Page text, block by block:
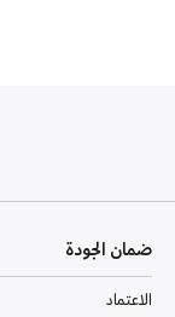
ضمان الجودة
الاعتماد